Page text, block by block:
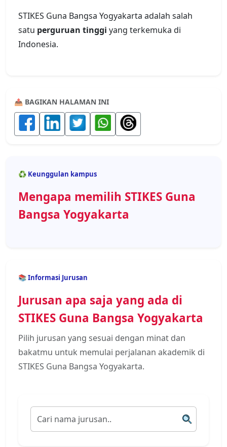
STIKES Guna Bangsa Yogyakarta adalah salah
satu perguruan tinggi yang terkemuka di
Indonesia.
📤 BAGIKAN HALAMAN INI
♻️ Keunggulan kampus
Mengapa memilih STIKES Guna
Bangsa Yogyakarta
📚 Informasi Jurusan
Jurusan apa saja yang ada di
STIKES Guna Bangsa Yogyakarta
Pilih jurusan yang sesuai dengan minat dan
bakatmu untuk memulai perjalanan akademik di
STIKES Guna Bangsa Yogyakarta.